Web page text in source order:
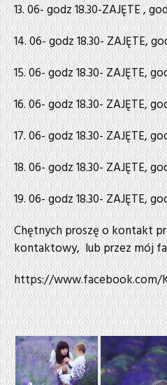
13. 06- godz 18.30-ZAJĘTE ,
14. 06- godz 18.30- ZAJĘTE,
15. 06- godz 18.30- ZAJĘTE,
16. 06- godz 18.30- ZAJĘTE,
17. 06- godz 18.30- ZAJĘTE,
18. 06- godz 18.30- ZAJĘTE,
19. 06- godz 18.30- ZAJĘTE,
Chętnych proszę o kontakt
kontaktowy, lub przez mój
https://www.facebook.com/